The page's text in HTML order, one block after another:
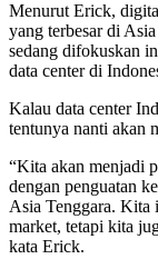
Menurut Erick,
yang terbesar di
sedang difokuskan
data center di
Kalau data center
tentunya nanti akan
“Kita akan menjadi
dengan penguatan
Asia Tenggara. Kita
market, tetapi kita
kata Erick.